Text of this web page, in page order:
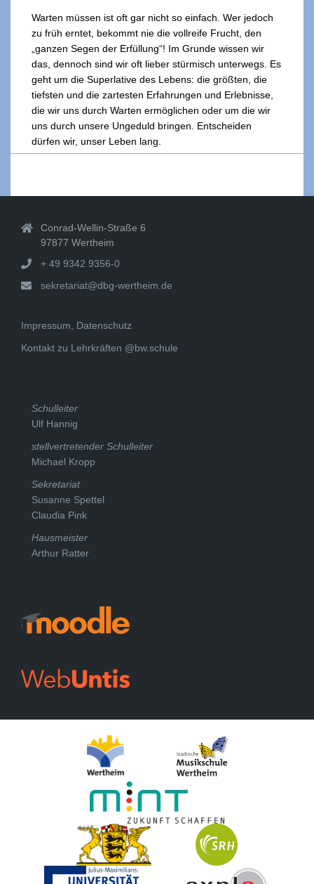
Warten müssen ist oft gar nicht so einfach. Wer jedoch
zu früh erntet, bekommt nie die vollreife Frucht, den
„ganzen Segen der Erfüllung“! Im Grunde wissen wir
das, dennoch sind wir oft lieber stürmisch unterwegs. Es
geht um die Superlative des Lebens: die größten, die
tiefsten und die zartesten Erfahrungen und Erlebnisse,
die wir uns durch Warten ermöglichen oder um die wir
uns durch unsere Ungeduld bringen. Entscheiden
dürfen wir, unser Leben lang.
Conrad-Wellin-Straße 6
97877 Wertheim
+ 49 9342 9356-0
sekretariat@dbg-wertheim.de
Impressum, Datenschutz
Kontakt zu Lehrkräften @bw.schule
Schulleiter
Ulf Hannig
stellvertretender Schulleiter
Michael Kropp
Sekretariat
Susanne Spettel
Claudia Pink
Hausmeister
Arthur Ratter